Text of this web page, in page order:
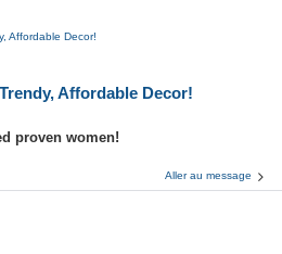
Affordable Decor!
Affordable Decor!
proven women!
Aller au message